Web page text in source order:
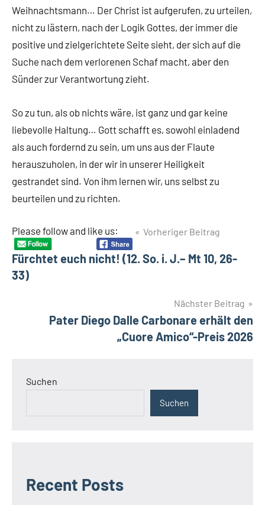
Weihnachtsmann… Der Christ ist aufgerufen, zu urteilen,
nicht zu lästern, nach der Logik Gottes, der immer die
positive und zielgerichtete Seite sieht, der sich auf die
Suche nach dem verlorenen Schaf macht, aber den
Sünder zur Verantwortung zieht.
So zu tun, als ob nichts wäre, ist ganz und gar keine
liebevolle Haltung… Gott schafft es, sowohl einladend
als auch fordernd zu sein, um uns aus der Flaute
herauszuholen, in der wir in unserer Heiligkeit
gestrandet sind. Von ihm lernen wir, uns selbst zu
beurteilen und zu richten.
Please follow and like us:
BeitragsnavigationVorheriger Beitrag
Fürchtet euch nicht! (12. So. i. J.– Mt 10, 26-
33)
Nächster Beitrag
Pater Diego Dalle Carbonare erhält den
„Cuore Amico“-Preis 2026
Suchen
Suchen
Recent Posts